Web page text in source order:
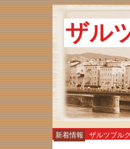
ザル
新着情報 ザルツブル